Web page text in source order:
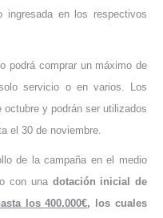
en los respectivos
podrá comprar un máximo de
servicio o en varios. Los
octubre y podrán ser utilizados
el 30 de noviembre.
de la campaña en el medio
con una dotación inicial de
los 400.000€, los cuales